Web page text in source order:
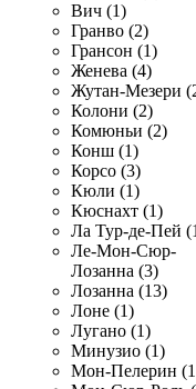
Вич (1)
Гранво (2)
Грансон (1)
Женева (4)
Жутан-Мезери
Колони (2)
Комюньи (2)
Конш (1)
Корсо (3)
Кюли (1)
Кюснахт (1)
Ла Тур-де-Пей
Ле-Мон-Сюр-
Лозанна (3)
Лозанна (13)
Лоне (1)
Лугано (1)
Минузио (1)
Мон-Пелерин